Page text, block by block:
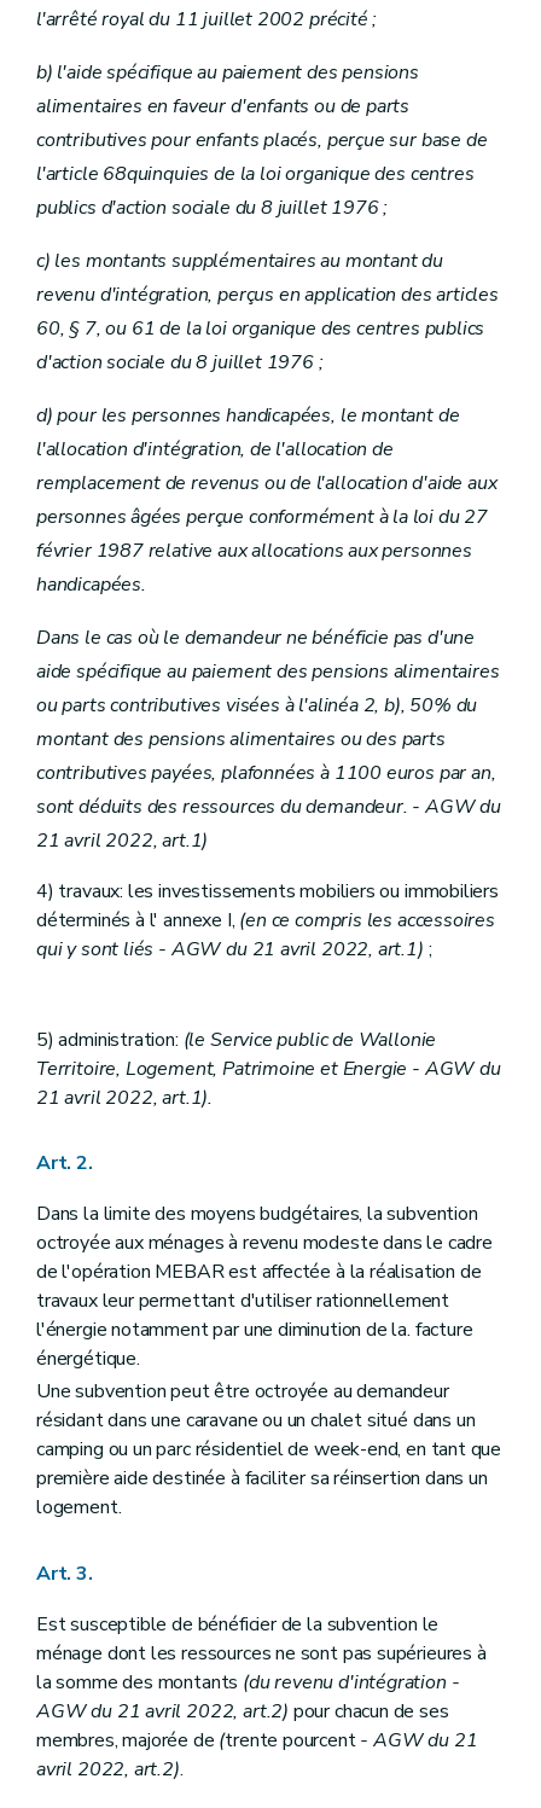
l'arrêté royal du 11 juillet 2002 précité ;
b) l'aide spécifique au paiement des pensions
alimentaires en faveur d'enfants ou de parts
contributives pour enfants placés, perçue sur base de
l'article 68quinquies de la loi organique des centres
publics d'action sociale du 8 juillet 1976 ;
c) les montants supplémentaires au montant du
revenu d'intégration, perçus en application des articles
60, § 7, ou 61 de la loi organique des centres publics
d'action sociale du 8 juillet 1976 ;
d) pour les personnes handicapées, le montant de
l'allocation d'intégration, de l'allocation de
remplacement de revenus ou de l'allocation d'aide aux
personnes âgées perçue conformément à la loi du 27
février 1987 relative aux allocations aux personnes
handicapées.
Dans le cas où le demandeur ne bénéficie pas d'une
aide spécifique au paiement des pensions alimentaires
ou parts contributives visées à l'alinéa 2, b), 50% du
montant des pensions alimentaires ou des parts
contributives payées, plafonnées à 1100 euros par an,
sont déduits des ressources du demandeur. - AGW du
21 avril 2022, art.1)
4) travaux: les investissements mobiliers ou immobiliers
déterminés à l' annexe I, (en ce compris les accessoires
qui y sont liés - AGW du 21 avril 2022, art.1) ;
5) administration: (le Service public de Wallonie
Territoire, Logement, Patrimoine et Energie - AGW du
21 avril 2022, art.1).
Art. 2.
Dans la limite des moyens budgétaires, la subvention
octroyée aux ménages à revenu modeste dans le cadre
de l'opération MEBAR est affectée à la réalisation de
travaux leur permettant d'utiliser rationnellement
l'énergie notamment par une diminution de la. facture
énergétique.
Une subvention peut être octroyée au demandeur
résidant dans une caravane ou un chalet situé dans un
camping ou un parc résidentiel de week-end, en tant que
première aide destinée à faciliter sa réinsertion dans un
logement.
Art. 3.
Est susceptible de bénéficier de la subvention le
ménage dont les ressources ne sont pas supérieures à
la somme des montants (du revenu d'intégration -
AGW du 21 avril 2022, art.2) pour chacun de ses
membres, majorée de (trente pourcent- AGW du 21
avril 2022, art.2).